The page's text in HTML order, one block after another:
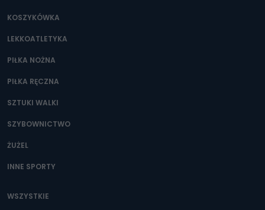
zostały przekazane w Państwa imieniu) lub dane osobowe,
szczególności: imię i nazwisko, adres e-mail, telefon
oraz partnerzy wspomagający administratora w jego
danych osobowych?
Można to zrobić pod numerem telefonu 62 735-51-05 lub
KOSZYKÓWKA
LEKKOATLETYKA
PIŁKA NOŻNA
PIŁKA RĘCZNA
SZTUKI WALKI
SZYBOWNICTWO
ŻUŻEL
INNE SPORTY
WSZYSTKIE